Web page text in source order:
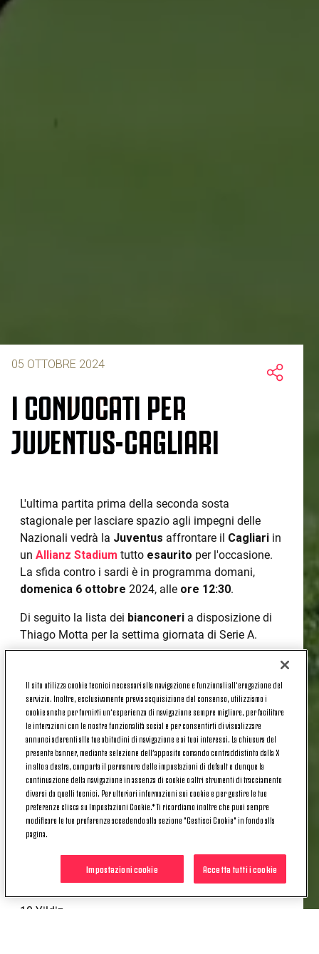
05 OTTOBRE 2024
I CONVOCATI PER
JUVENTUS-CAGLIARI
L'ultima partita prima della seconda sosta
stagionale per lasciare spazio agli impegni delle
Nazionali vedrà la Juventus affrontare il Cagliari in
un Allianz Stadium tutto esaurito per l'occasione.
La sfida contro i sardi è in programma domani,
domenica 6 ottobre 2024, alle ore 12:30.
Di seguito la lista dei bianconeri a disposizione di
Thiago Motta per la settima giornata di Serie A.
1 Perin
4 Gatti
5 Locatelli
6 Danilo
7 Conceicao
8 Koopmeiners
9 Vlahovic
10 Yildiz
Il sito utilizza cookie tecnici necessari alla navigazione e funzionali all’erogazione del
servizio. Inoltre, esclusivamente previa acquisizione del consenso, utilizziamo i
cookie anche per fornirti un’esperienza di navigazione sempre migliore, per facilitare
le interazioni con le nostre funzionalità social e per consentirti di visualizzare
annunci aderenti alle tue abitudini di navigazione e ai tuoi interessi. La chiusura del
presente banner, mediante selezione dell’apposito comando contraddistinto dalla X
in alto a destra, comporta il permanere delle impostazioni di default e dunque la
continuazione della navigazione in assenza di cookie o altri strumenti di tracciamento
diversi da quelli tecnici. Per ulteriori informazioni sui cookie e per gestire le tue
preferenze clicca su Impostazioni Cookie.* Ti ricordiamo inoltre che puoi sempre
modificare le tue preferenze accedendo alla sezione "Gestisci Cookie" in fondo alla
pagina.
Accetta tutti i cookie
Impostazioni cookie